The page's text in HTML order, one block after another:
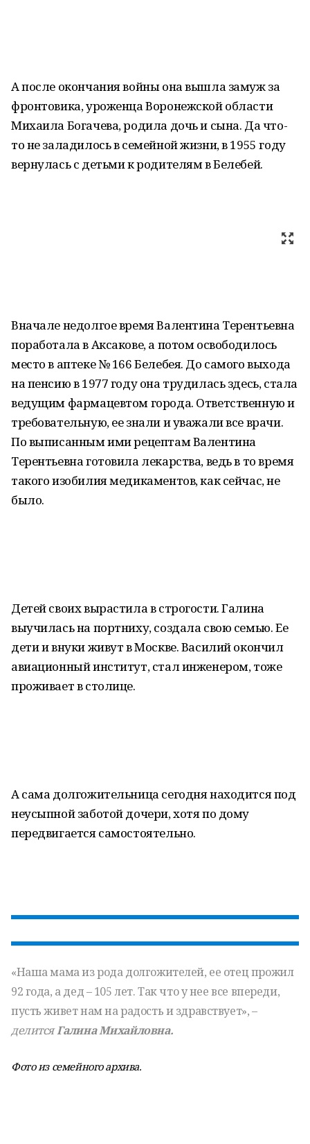
А после окончания войны она вышла замуж за
фронтовика, уроженца Воронежской области
Михаила Богачева, родила дочь и сына. Да что-
то не заладилось в семейной жизни, в 1955 году
вернулась с детьми к родителям в Белебей.
Вначале недолгое время Валентина Терентьевна
поработала в Аксакове, а потом освободилось
место в аптеке № 166 Белебея. До самого выхода
на пенсию в 1977 году она трудилась здесь, стала
ведущим фармацевтом города. Ответственную и
требовательную, ее знали и уважали все врачи.
По выписанным ими рецептам Валентина
Терентьевна готовила лекарства, ведь в то время
такого изобилия медикаментов, как сейчас, не
было.
Детей своих вырастила в строгости. Галина
выучилась на портниху, создала свою семью. Ее
дети и внуки живут в Москве. Василий окончил
авиационный институт, стал инженером, тоже
проживает в столице.
А сама долгожительница сегодня находится под
неусыпной заботой дочери, хотя по дому
передвигается самостоятельно.
«Наша мама из рода долгожителей, ее отец прожил
92 года, а дед – 105 лет. Так что у нее все впереди,
пусть живет нам на радость и здравствует», –
делитсяГалина Михайловна.
Фото из семейного архива.